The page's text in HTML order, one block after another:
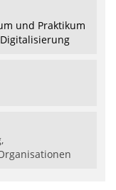
und Praktikum